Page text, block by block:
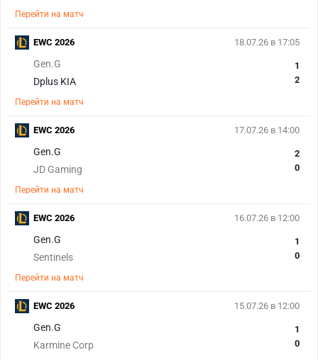
Перейти на матч
18.07.26 в 17:05
Gen.G
Dplus KIA
1
2
Перейти на матч
EWC 2026
17.07.26 в 14:00
Gen.G
JD Gaming
2
0
Перейти на матч
EWC 2026
16.07.26 в 12:00
Gen.G
Sentinels
1
0
Перейти на матч
EWC 2026
15.07.26 в 12:00
Gen.G
Karmine Corp
1
0
EWC 2026